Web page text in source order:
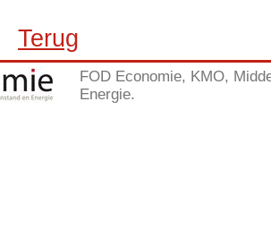
Terug
FOD Economie, KMO,
Energie.